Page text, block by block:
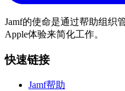
Jamf的使命是通过帮助组织
Apple体验来简化工作。
快速链接
Jamf帮助